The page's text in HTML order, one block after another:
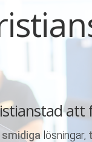
smidiga lösningar,